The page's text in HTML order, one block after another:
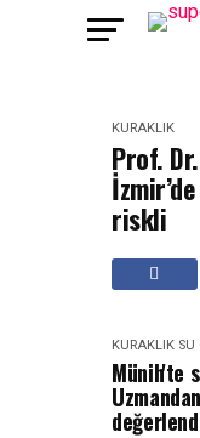
KURAKLIK
Prof.
riskli
KURAKLIK SU
Münih'te